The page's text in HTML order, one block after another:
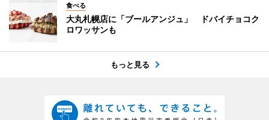
食べる
大丸札幌店に「ブールアンジュ」 ドバイチョコク
ロワッサンも
もっと見る